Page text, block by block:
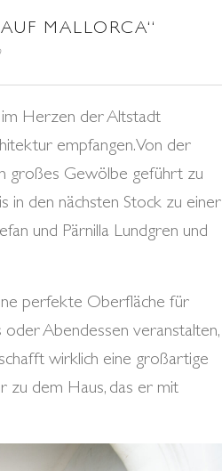
MALLORCA“
im Herzen der Altstadt
empfangen. Von der
großes Gewölbe geführt zu
in den nächsten Stock zu einer
und Pärnilla Lundgren und
perfekte Oberfläche für
oder Abendessen veranstalten,
wirklich eine großartige
zu dem Haus, das er mit